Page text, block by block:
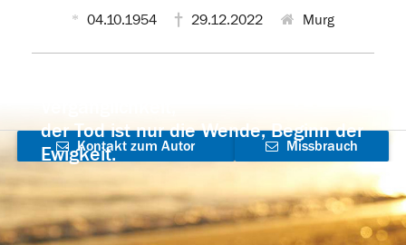
04.10.1954 29.12.2022 Murg
der Tod ist nur die Wende, Beginn der
Ewigkeit.
Kontakt zum Autor
aufnehmen
Missbrauch